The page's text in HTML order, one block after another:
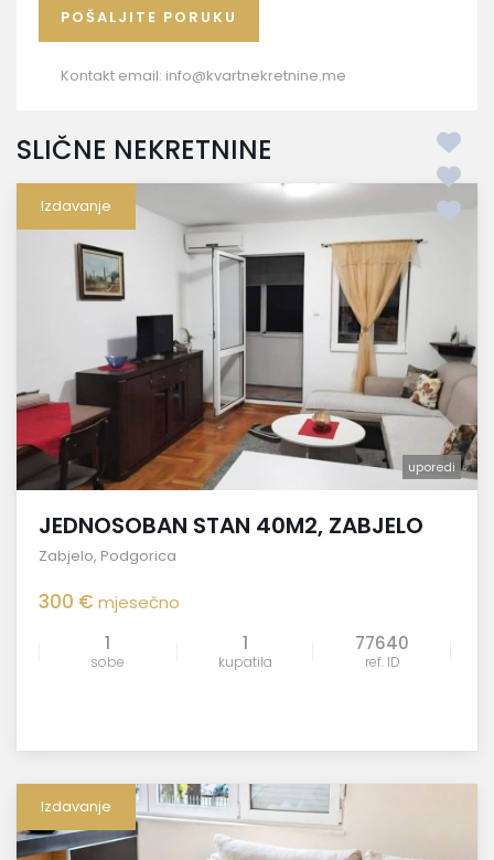
Kontakt email: info@kvartnekretnine.me
SLIČNE NEKRETNINE
Izdavanje
uporedi
JEDNOSOBAN STAN 40M2, ZABJELO
Zabjelo, Podgorica
300 €mjesečno
1
sobe
1
kupatila
77640
ref. ID
Izdavanje